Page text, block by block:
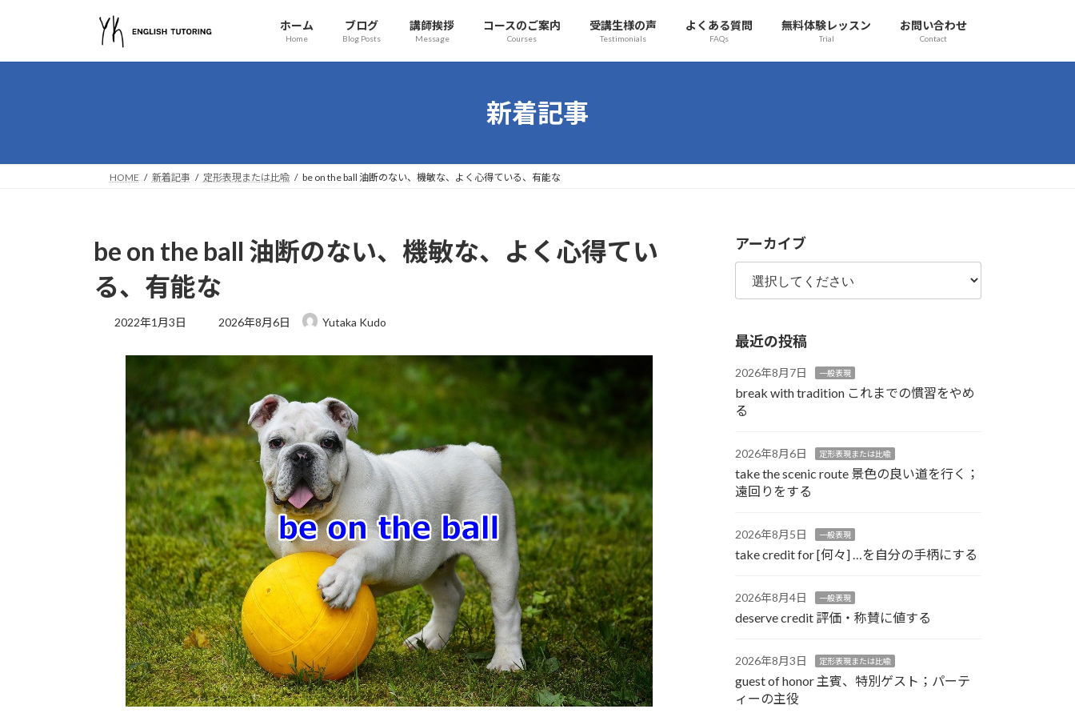
ン
ッ
ー
移
ホーム
Home
ブログ
Blog Posts
講師挨拶
Message
コースのご案内
Courses
受講生様の声
Testimonials
よくある質問
FAQs
無料体験レッスン
Trial
お問い合わせ
Contact
新着記事
HOME 新着記事 定形表現または比喩 be on the ball 油断のない、機敏な、よく心得ている、有能な
be on the ball 油断のない、機敏な、よく心得てい
る、有能な
2022年1月3日
最
新
日
:
2026年8月6日 Yutaka Kudo
アーカイブ
最近の投稿
2026年8月7日 一般表現
break with tradition これまでの慣習をやめ
る
2026年8月6日 定形表現または比喩
take the scenic route 景色の良い道を行く；
遠回りをする
2026年8月5日 一般表現
take credit for [何々] …を自分の手柄にする
2026年8月4日 一般表現
deserve credit 評価・称賛に値する
2026年8月3日 定形表現または比喩
guest of honor 主賓、特別ゲスト；パーテ
ィーの主役